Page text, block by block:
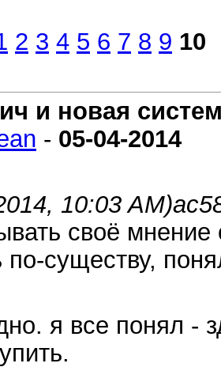
2 3 4 5 6 7 8 9 10
и новая
- 05-04-2014
10:03 AM)
своё мнение
по-существу,
я все понял -